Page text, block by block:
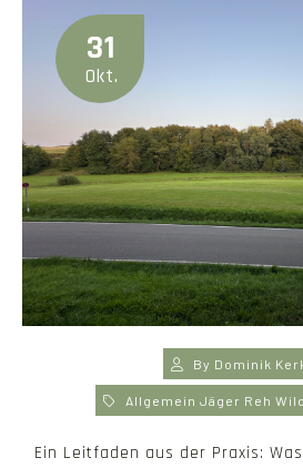
31
Okt.
By Dominik
Allgemein Jäger Reh
Ein Leitfaden aus der Praxis: